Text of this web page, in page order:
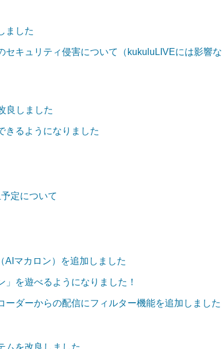
ました
セキュリティ侵害について（kukuluLIVEには影響な
良しました
きるようになりました
定について
AIマカロン）を追加しました
を遊べるようになりました！
ーダーからの配信にフィルター機能を追加しました
ムを改良しました